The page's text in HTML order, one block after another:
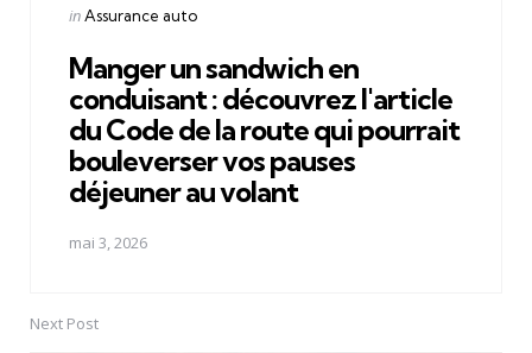
Posted
inAssurance auto
Manger un sandwich en
conduisant : découvrez l'article
du Code de la route qui pourrait
bouleverser vos pauses
déjeuner au volant
mai 3, 2026
Next Post